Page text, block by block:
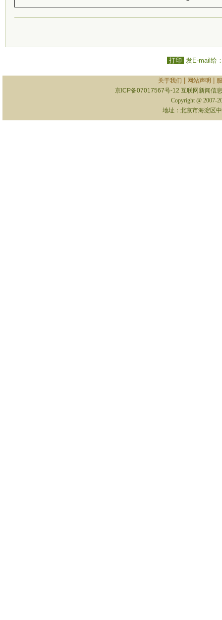
打印 发E-mail给
关于我们 网站声明
京ICP备07017567号-12 互联网新闻信
Copyright @ 2007-
地址：北京市海淀区